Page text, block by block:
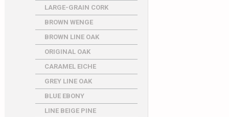
LARGE-GRAIN CORK
BROWN WENGE
BROWN LINE OAK
ORIGINAL OAK
CARAMEL EICHE
GREY LINE OAK
BLUE EBONY
LINE BEIGE PINE